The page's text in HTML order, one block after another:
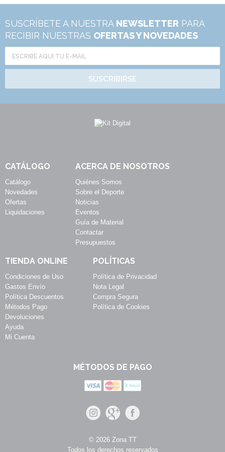
SUSCRÍBETE A NUESTRA NEWSLETTER PARA
RECIBIR NUESTRAS OFERTAS Y NOVEDADES
SUSCRIBIRSE
CATÁLOGO
Catálogo
Novedades
Ofertas
Liquidaciones
ACERCA DE NOSOTROS
Quiénes Somos
Sobre el Deporte
Noticias
Eventos
Guía de Material
Contactar
Presupuestos
TIENDA ONLINE
Condiciones de Uso
Gastos Envío
Política Descuentos
Métodos Pago
Devoluciones
Ayuda
Mi Cuenta
POLÍTICAS
Política de Privacidad
Nota Legal
Compra Segura
Política de Cookies
MÉTODOS DE PAGO
© 2026 Zona TT
Todos los derechos reservados